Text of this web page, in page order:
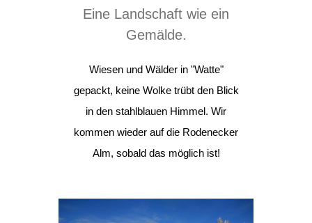
Eine Landschaft wie ein
Gemälde.
Wiesen und Wälder in "Watte"
gepackt, keine Wolke trübt den Blick
in den stahlblauen Himmel. Wir
kommen wieder auf die Rodenecker
Alm, sobald das möglich ist!